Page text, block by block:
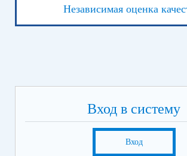
Независимая оценка
Вход в систему
Вход